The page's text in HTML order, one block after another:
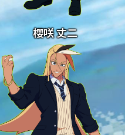
櫻咲 丈二